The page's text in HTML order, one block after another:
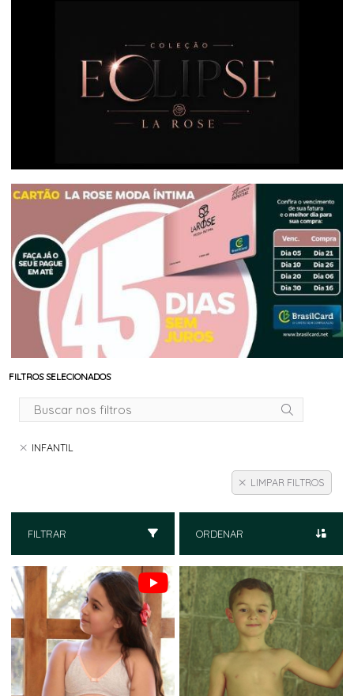
FILTROS SELECIONADOS
INFANTIL
LIMPAR FILTROS
FILTRAR ORDENAR